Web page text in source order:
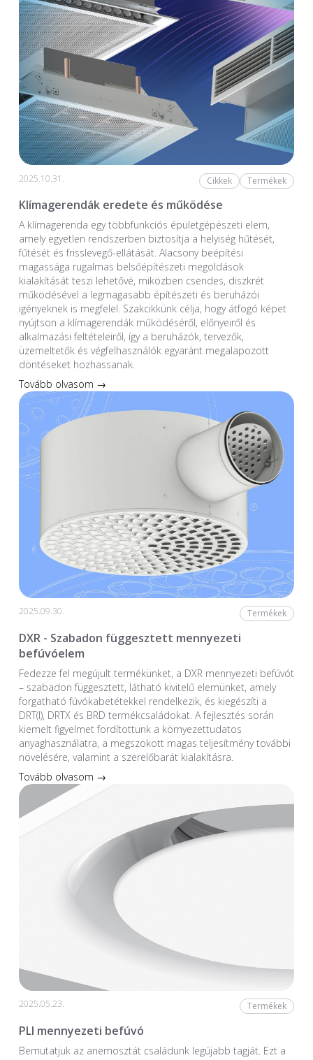
2025.10.31. Cikkek Termékek
Klímagerendák eredete és működése
A klímagerenda egy többfunkciós épületgépészeti elem,
amely egyetlen rendszerben biztosítja a helyiség hűtését,
fűtését és frisslevegő-ellátását. Alacsony beépítési
magassága rugalmas belsőépítészeti megoldások
kialakítását teszi lehetővé, miközben csendes, diszkrét
működésével a legmagasabb építészeti és beruházói
igényeknek is megfelel. Szakcikkünk célja, hogy átfogó képet
nyújtson a klímagerendák működéséről, előnyeiről és
alkalmazási feltételeiről, így a beruházók, tervezők,
üzemeltetők és végfelhasználók egyaránt megalapozott
döntéseket hozhassanak.
Tovább olvasom →
2025.09.30. Termékek
DXR - Szabadon függesztett mennyezeti
befúvóelem
Fedezze fel megújult termékünket, a DXR mennyezeti befúvót
– szabadon függesztett, látható kivitelű elemünket, amely
forgatható fúvókabetétekkel rendelkezik, és kiegészíti a
DRT(I), DRTX és BRD termékcsaládokat. A fejlesztés során
kiemelt figyelmet fordítottunk a környezettudatos
anyaghasználatra, a megszokott magas teljesítmény további
növelésére, valamint a szerelőbarát kialakításra.
Tovább olvasom →
2025.05.23. Termékek
PLI mennyezeti befúvó
Bemutatjuk az anemosztát családunk legújabb tagját. Ezt a